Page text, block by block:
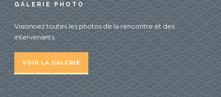
GALERIE PHOTO
Visionnez toutes les photos de la rencontre et des
intervenants.
VOIR LA GALERIE